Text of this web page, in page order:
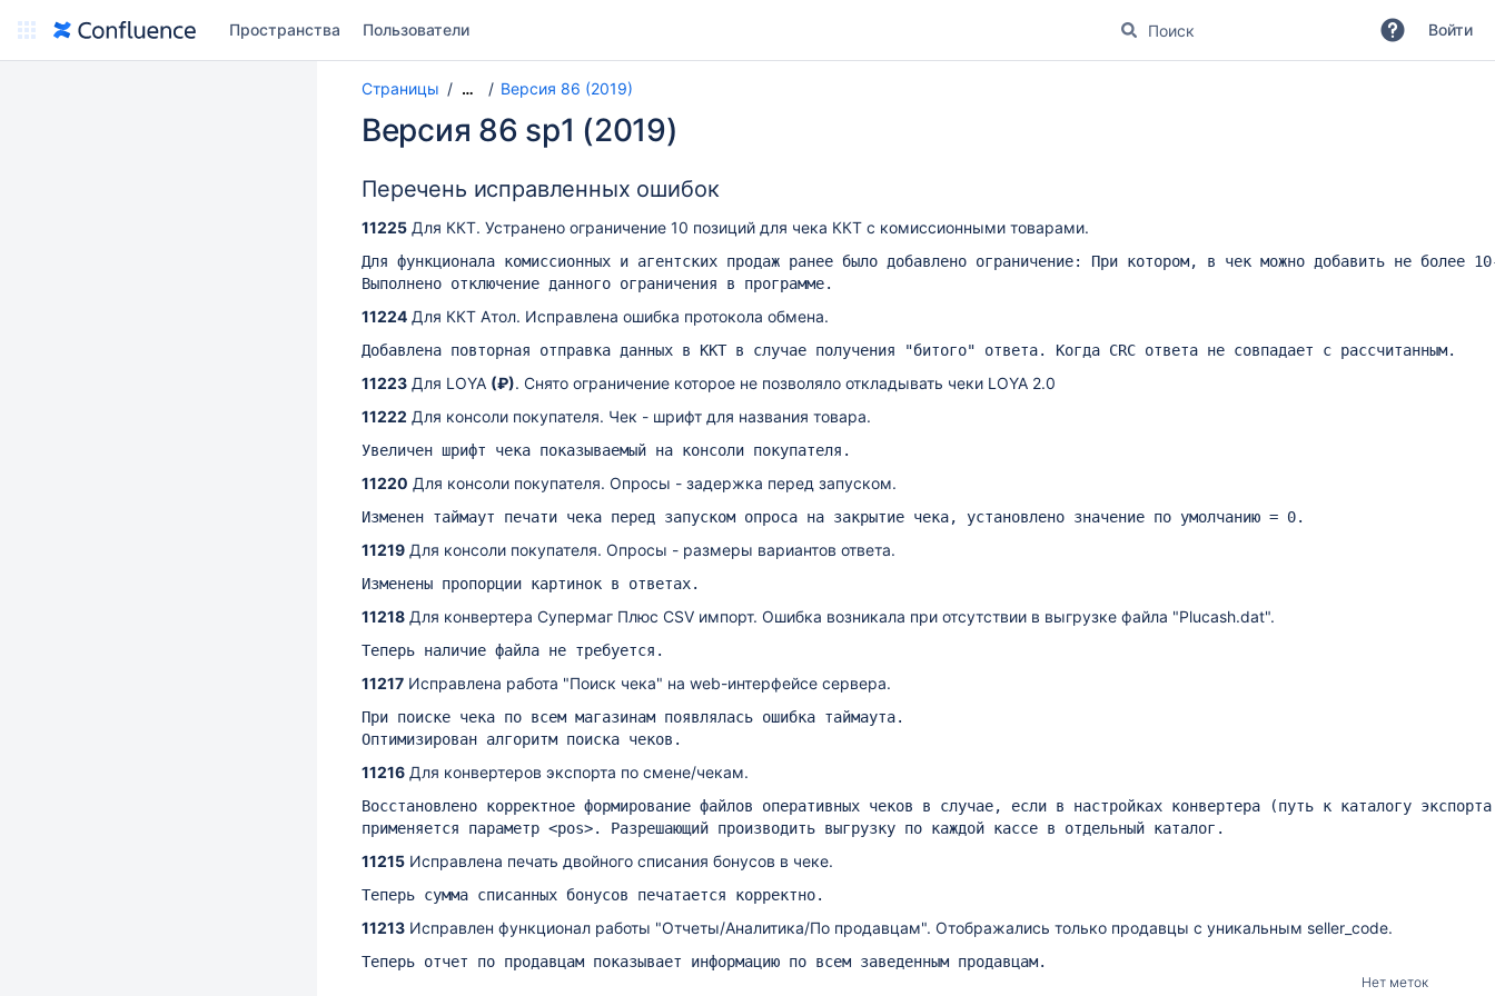
Пространства Пользователи Войти
Страницы … Версия 86 (2019)
Версия 86 sp1 (2019)
Перечень исправленных ошибок
11225 Для ККТ. Устранено ограничение 10 позиций для чека ККТ с комиссионными товарами.
Для функционала комиссионных и агентских продаж ранее было добавлено ограничение: При котором, в чек можно добавить не более
Выполнено отключение данного ограничения в программе.
11224 Для ККТ Атол. Исправлена ошибка протокола обмена.
Добавлена повторная отправка данных в ККТ в случае получения "битого" ответа. Когда CRC ответа не совпадает с рассчитанным.
11223 Для LOYA (₽). Снято ограничение которое не позволяло откладывать чеки LOYA 2.0
11222 Для консоли покупателя. Чек - шрифт для названия товара.
Увеличен шрифт чека показываемый на консоли покупателя.
11220 Для консоли покупателя. Опросы - задержка перед запуском.
Изменен таймаут печати чека перед запуском опроса на закрытие чека, установлено значение по умолчанию = 0.
11219 Для консоли покупателя. Опросы - размеры вариантов ответа.
Изменены пропорции картинок в ответах.
11218 Для конвертера Супермаг Плюс CSV импорт. Ошибка возникала при отсутствии в выгрузке файла "Plucash.dat".
Теперь наличие файла не требуется.
11217 Исправлена работа "Поиск чека" на web-интерфейсе сервера.
При поиске чека по всем магазинам появлялась ошибка таймаута.
Оптимизирован алгоритм поиска чеков.
11216 Для конвертеров экспорта по смене/чекам.
Восстановлено корректное формирование файлов оперативных чеков в случае, если в настройках конвертера (путь к каталогу
применяется параметр <pos>. Разрешающий производить выгрузку по каждой кассе в отдельный каталог.
11215 Исправлена печать двойного списания бонусов в чеке.
Теперь сумма списанных бонусов печатается корректно.
11213 Исправлен функционал работы "Отчеты/Аналитика/По продавцам". Отображались только продавцы с уникальным seller_code.
Теперь отчет по продавцам показывает информацию по всем заведенным продавцам.
Нет меток